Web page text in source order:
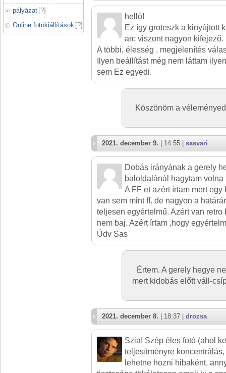
pályázat [?]
Online fotókiállítások [?]
helló!
Ez így groteszk a kinyújtott
arc viszont nagyon kifejező.
A többi, élesség , megjelenítés
Ilyen beállítást még nem láttam
sem Ez egyedi.
Köszönöm a
2021. december 9. | 14:55 | sasvari
Dobás irányának a gerely
baloldalánál hagytam volna
A FF et azért írtam mert
van sem mint ff. de nagyon a
teljesen egyértelmű. Azért van retro
nem baj. Azért írtam ,hogy
Üdv Sas
Értem. A gerely hegye
mert kidobás előtt váll-
2021. december 8. | 18:37 | drozsa
Szia! Szép éles fotó (ahol
teljesítményre
lehetne hozni hibaként,